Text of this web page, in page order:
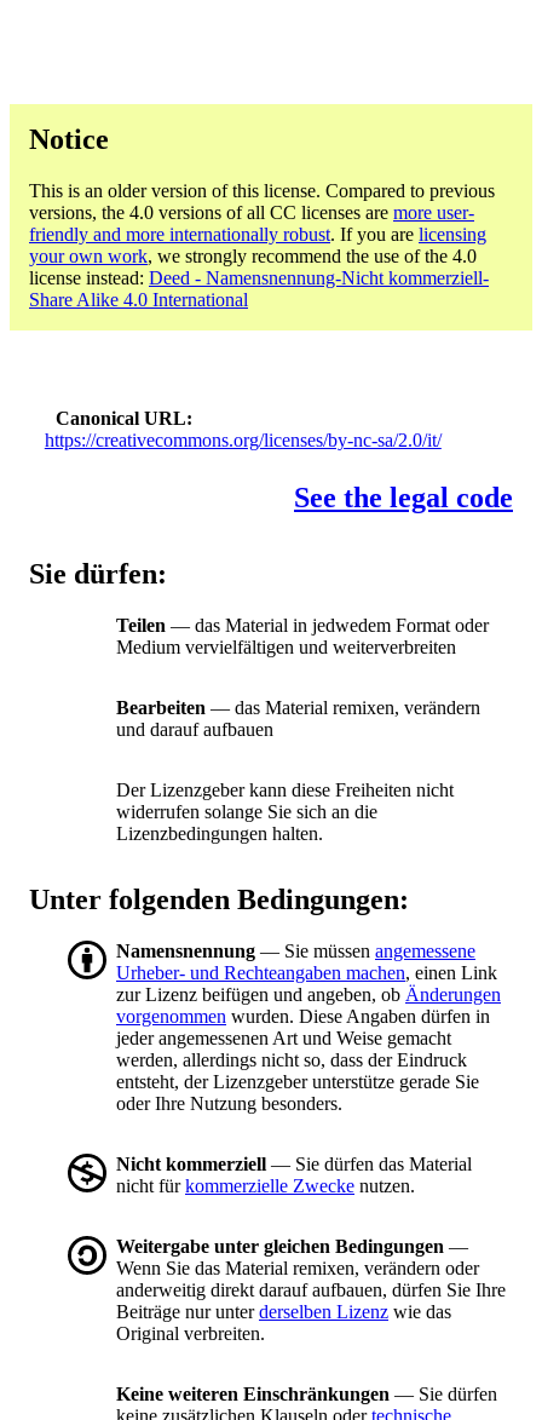
Notice
This is an older version of this license. Compared to previous
versions, the 4.0 versions of all CC licenses are more user-
friendly and more internationally robust. If you are licensing
your own work, we strongly recommend the use of the 4.0
license instead: Deed - Namensnennung-Nicht kommerziell-
Share Alike 4.0 International
Canonical URL
https://creativecommons.org/licenses/by-nc-sa/2.0/it/
See the legal code
Sie dürfen:
Teilen — das Material in jedwedem Format oder
Medium vervielfältigen und weiterverbreiten
Bearbeiten — das Material remixen, verändern
und darauf aufbauen
Der Lizenzgeber kann diese Freiheiten nicht
widerrufen solange Sie sich an die
Lizenzbedingungen halten.
Unter folgenden Bedingungen:
Namensnennung — Sie müssen angemessene
Urheber- und Rechteangaben machen, einen Link
zur Lizenz beifügen und angeben, ob Änderungen
vorgenommen wurden. Diese Angaben dürfen in
jeder angemessenen Art und Weise gemacht
werden, allerdings nicht so, dass der Eindruck
entsteht, der Lizenzgeber unterstütze gerade Sie
oder Ihre Nutzung besonders.
Nicht kommerziell — Sie dürfen das Material
nicht fürkommerzielle Zwecke nutzen.
Weitergabe unter gleichen Bedingungen —
Wenn Sie das Material remixen, verändern oder
anderweitig direkt darauf aufbauen, dürfen Sie Ihre
Beiträge nur unterderselben Lizenz wie das
Original verbreiten.
Keine weiteren Einschränkungen — Sie dürfen